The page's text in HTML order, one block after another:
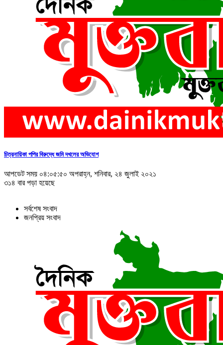
চিত্রনায়িকা পপির বিরুদ্ধে জমি দখলের অভিযোগ
আপডেট সময় ০৪:০৫:৫০ অপরাহ্ন, শনিবার, ২৪ জুলাই ২০২১
৩১৪ বার পড়া হয়েছে
সর্বশেষ সংবাদ
জনপ্রিয় সংবাদ